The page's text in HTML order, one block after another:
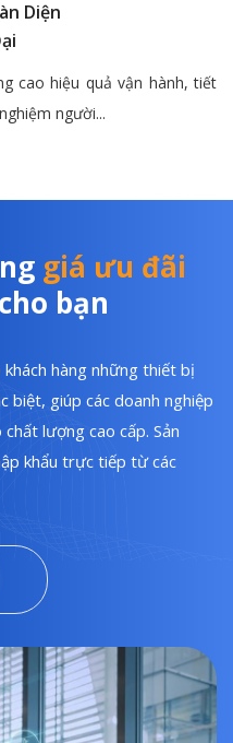
Diện
cao hiệu quả vận hành, tiết
người...
giá ưu đãi
cho bạn
hàng những thiết bị
biệt, giúp các doanh nghiệp
lượng cao cấp. Sản
khẩu trực tiếp từ các